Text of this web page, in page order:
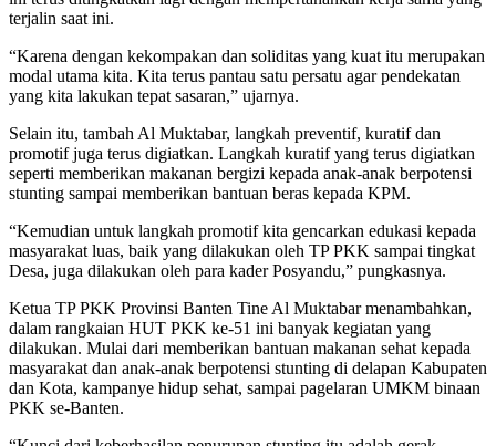
terjalin saat ini.
“Karena dengan kekompakan dan soliditas yang kuat itu merupakan
modal utama kita. Kita terus pantau satu persatu agar pendekatan
yang kita lakukan tepat sasaran,” ujarnya.
Selain itu, tambah Al Muktabar, langkah preventif, kuratif dan
promotif juga terus digiatkan. Langkah kuratif yang terus digiatkan
seperti memberikan makanan bergizi kepada anak-anak berpotensi
stunting sampai memberikan bantuan beras kepada KPM.
“Kemudian untuk langkah promotif kita gencarkan edukasi kepada
masyarakat luas, baik yang dilakukan oleh TP PKK sampai tingkat
Desa, juga dilakukan oleh para kader Posyandu,” pungkasnya.
Ketua TP PKK Provinsi Banten Tine Al Muktabar menambahkan,
dalam rangkaian HUT PKK ke-51 ini banyak kegiatan yang
dilakukan. Mulai dari memberikan bantuan makanan sehat kepada
masyarakat dan anak-anak berpotensi stunting di delapan Kabupaten
dan Kota, kampanye hidup sehat, sampai pagelaran UMKM binaan
PKK se-Banten.